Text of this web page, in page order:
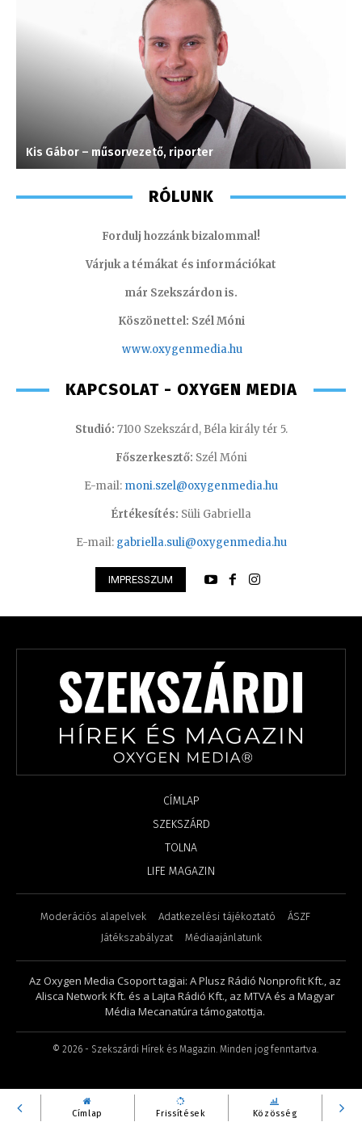
Címlap Frissítések Közösség
Kis Gábor – műsorvezető, riporter
RÓLUNK
Fordulj hozzánk bizalommal!
Várjuk a témákat és információkat
már Szekszárdon is.
Köszönettel: Szél Móni
www.oxygenmedia.hu
KAPCSOLAT - OXYGEN MEDIA
Studió: 7100 Szekszárd, Béla király tér 5.
Főszerkesztő: Szél Móni
E-mail: moni.szel@oxygenmedia.hu
Értékesítés: Süli Gabriella
E-mail: gabriella.suli@oxygenmedia.hu
IMPRESSZUM
CÍMLAP
SZEKSZÁRD
TOLNA
LIFE MAGAZIN
Moderációs alapelvek Adatkezelési tájékoztató
ÁSZF
Játékszabályzat
Médiaajánlatunk
Az Oxygen Media Csoport tagjai: A Plusz Rádió Nonprofit Kft., az
Alisca Network Kft. és a Lajta Rádió Kft., az MTVA és a Magyar
Média Mecanatúra támogatottja.
© 2026- Szekszárdi Hírek és Magazin. Minden jog fenntartva.